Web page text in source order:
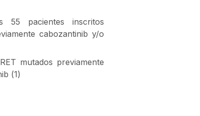
55 pacientes inscritos
cabozantinib y/o
mutados previamente
(1)